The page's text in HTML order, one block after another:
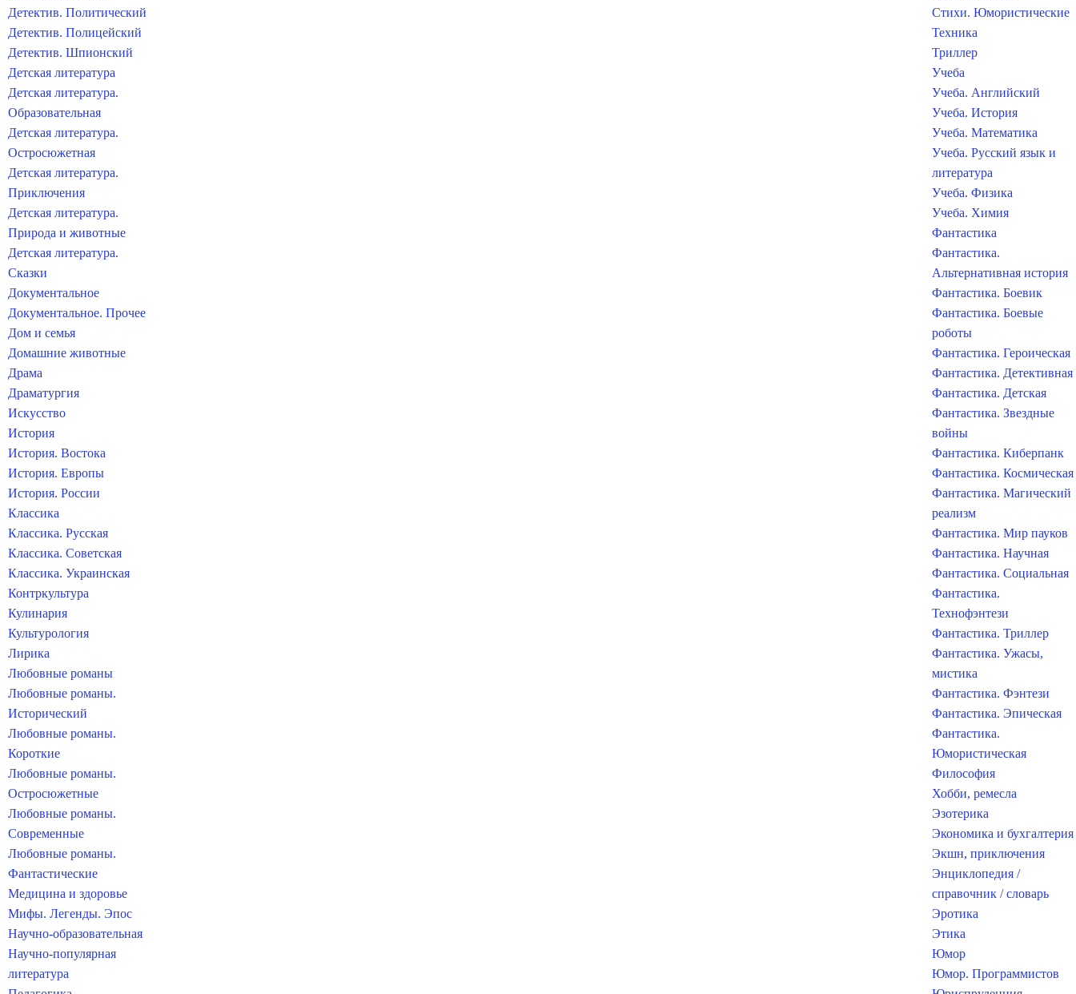
Детектив. Политический
Детектив. Полицейский
Детектив. Шпионский
Детская литература
Детская литература.
Образовательная
Детская литература.
Остросюжетная
Детская литература.
Приключения
Детская литература.
Природа и животные
Детская литература.
Сказки
Документальное
Документальное. Прочее
Дом и семья
Домашние животные
Драма
Драматургия
Искусство
История
История. Востока
История. Европы
История. России
Классика
Классика. Русская
Классика. Советская
Классика. Украинская
Контркультура
Кулинария
Культурология
Лирика
Любовные романы
Любовные романы.
Исторический
Любовные романы.
Короткие
Любовные романы.
Остросюжетные
Любовные романы.
Современные
Любовные романы.
Фантастические
Медицина и здоровье
Мифы. Легенды. Эпос
Научно-образовательная
Научно-популярная
литература
Стихи. Юмористические
Техника
Триллер
Учеба
Учеба. Английский
Учеба. История
Учеба. Математика
Учеба. Русский язык и
литература
Учеба. Физика
Учеба. Химия
Фантастика
Фантастика.
Альтернативная история
Фантастика. Боевик
Фантастика. Боевые
роботы
Фантастика. Героическая
Фантастика. Детективная
Фантастика. Детская
Фантастика. Звездные
войны
Фантастика. Киберпанк
Фантастика. Космическая
Фантастика. Магический
реализм
Фантастика. Мир пауков
Фантастика. Научная
Фантастика. Социальная
Фантастика.
Технофэнтези
Фантастика. Триллер
Фантастика. Ужасы,
мистика
Фантастика. Фэнтези
Фантастика. Эпическая
Фантастика.
Юмористическая
Философия
Хобби, ремесла
Эзотерика
Экономика и бухгалтерия
Экшн, приключения
Энциклопедия /
справочник / словарь
Эротика
Этика
Юмор
Юмор. Программистов